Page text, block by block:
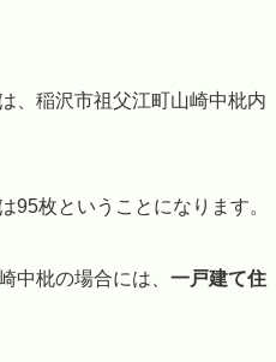
、稲沢市祖父江町山崎中枇内
95枚ということになります。
中枇の場合には、 一戸建て住